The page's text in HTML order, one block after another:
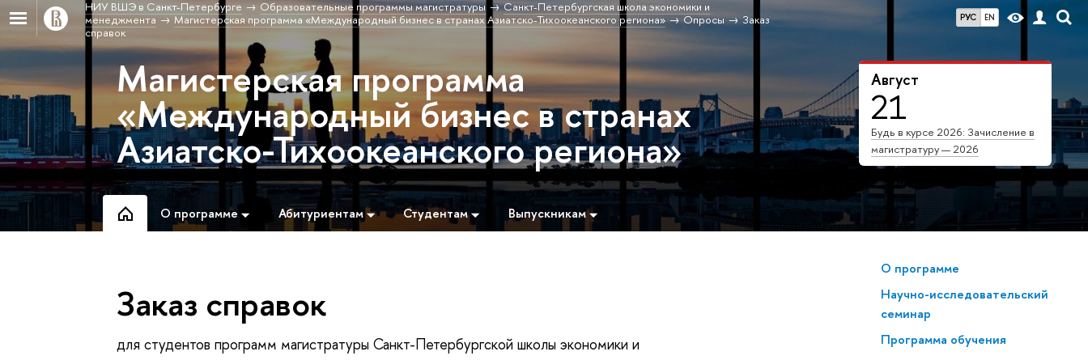
РУС EN
НИУ ВШЭ в Санкт-Петербурге Образовательные программы магистратуры
Санкт-Петербургская школа экономики и
менеджмента
Магистерская программа «Международный бизнес в странах Азиатско-Тихоокеанского региона» Опросы
Заказ
справок
Август
21
Будь в курсе 2026: Зачисление
магистратуру — 2026
Магистерская программа
«Международный бизнес в странах
Азиатско-Тихоокеанского региона»
О программе Абитуриентам Студентам ыпускникам
О программе
Научно-исследовательский
семинар
Программа обучения
Заказ справок
для студентов программ магистратуры Санкт-Петербургской школы экономики и